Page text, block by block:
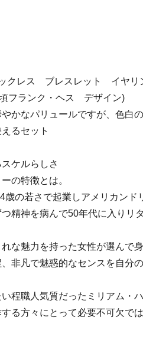
クレス ブレスレット イヤリ
フランク・ヘス デザイン)
かなパリュールですが、色白
るセット
ケルらしさ
の特徴とは。
歳の若さで起業しアメリカンド
精神を病んで50年代に入りリ
れな魅力を持った女性が選んで
非凡で魅惑的なセンスを自分
程職人気質だったミリアム・
る方々にとって必要不可欠で